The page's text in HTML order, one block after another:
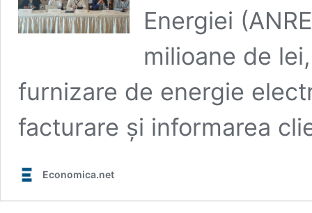
Energiei
milioane de
furnizare de energie
facturare și informarea
Economica.net